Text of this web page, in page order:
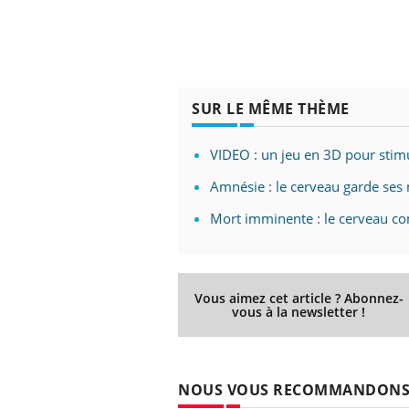
SUR LE MÊME THÈME
VIDEO : un jeu en 3D pour
Amnésie : le cerveau garde ses
Mort imminente : le cerveau
Vous aimez cet article ? Abonnez-
vous à la newsletter !
NOUS VOUS RECOMMANDONS
même alopécie… Les symptômes de la